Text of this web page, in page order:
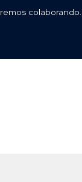
colaborando.